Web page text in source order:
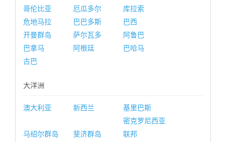
哥伦比亚
厄瓜多尔
库拉索
危地马拉
巴巴多斯
巴西
开曼群岛
萨尔瓦多
阿鲁巴
巴拿马
阿根廷
巴哈马
古巴
大洋洲
澳大利亚 新西兰 基里巴斯
马绍尔群岛 斐济群岛
密克罗尼西亚
联邦